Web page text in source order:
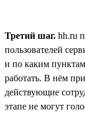
Третий шаг. hh.ru
пользователей
и по каким
работать. В нём
действующие
этапе не могут